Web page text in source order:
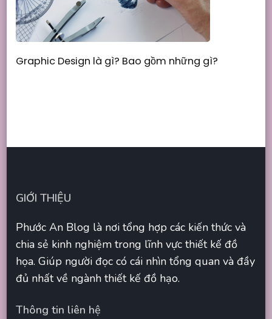
Graphic Design là gì? Bao gồm những gì?
GIỚI THIỆU
Phước An Blog là nơi tổng hợp các kiến thức và
chia sẻ kinh nghiệm trong lĩnh vực thiết kế đồ
họa. Giúp người đọc có cái nhìn tổng quan và đầy
đủ nhất về ngành thiết kế đồ hạo.
Thông tin liên hệ